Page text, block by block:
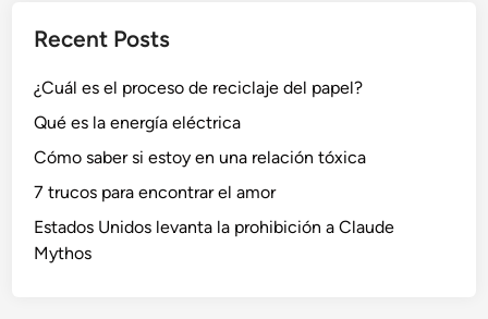
Recent Posts
¿Cuál es el proceso de reciclaje del papel?
Qué es la energía eléctrica
Cómo saber si estoy en una relación tóxica
7 trucos para encontrar el amor
Estados Unidos levanta la prohibición a Claude
Mythos